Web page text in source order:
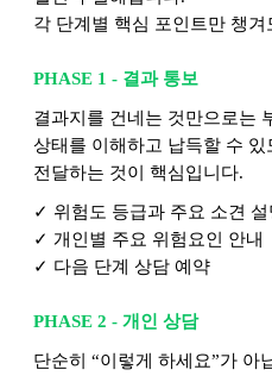
각 단계별 핵심 포인트만 챙
PHASE 1 - 결과 통보
결과지를 건네는 것만으로는
상태를 이해하고 납득할 수
전달하는 것이 핵심입니다.
✓ 위험도 등급과 주요 소견 설
✓ 개인별 주요 위험요인 안내
✓ 다음 단계 상담 예약
PHASE 2 - 개인 상담
단순히 “이렇게 하세요”가 아